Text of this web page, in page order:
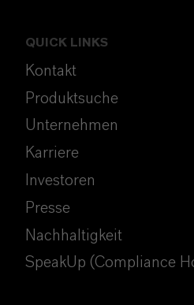
QUICK LINKS
Kontakt
Produktsuche
Unternehmen
Karriere
Investoren
Presse
Nachhaltigkeit
SpeakUp (Compliance